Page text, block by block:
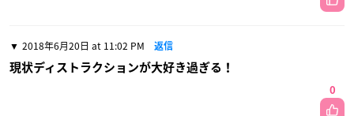
2018年6月20日 at 11:02 PM 返信
現状ディストラクションが大好き過ぎる！
0